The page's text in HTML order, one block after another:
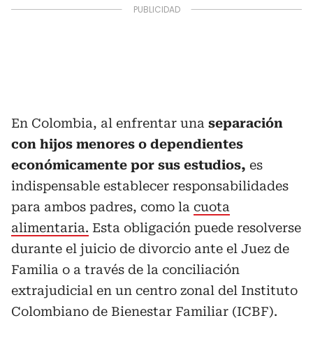
En Colombia, al enfrentar una separación
con hijos menores o dependientes
económicamente por sus estudios, es
indispensable establecer responsabilidades
para ambos padres, como la cuota
alimentaria. Esta obligación puede resolverse
durante el juicio de divorcio ante el Juez de
Familia o a través de la conciliación
extrajudicial en un centro zonal del Instituto
Colombiano de Bienestar Familiar (ICBF).